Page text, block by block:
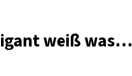
weiß was…